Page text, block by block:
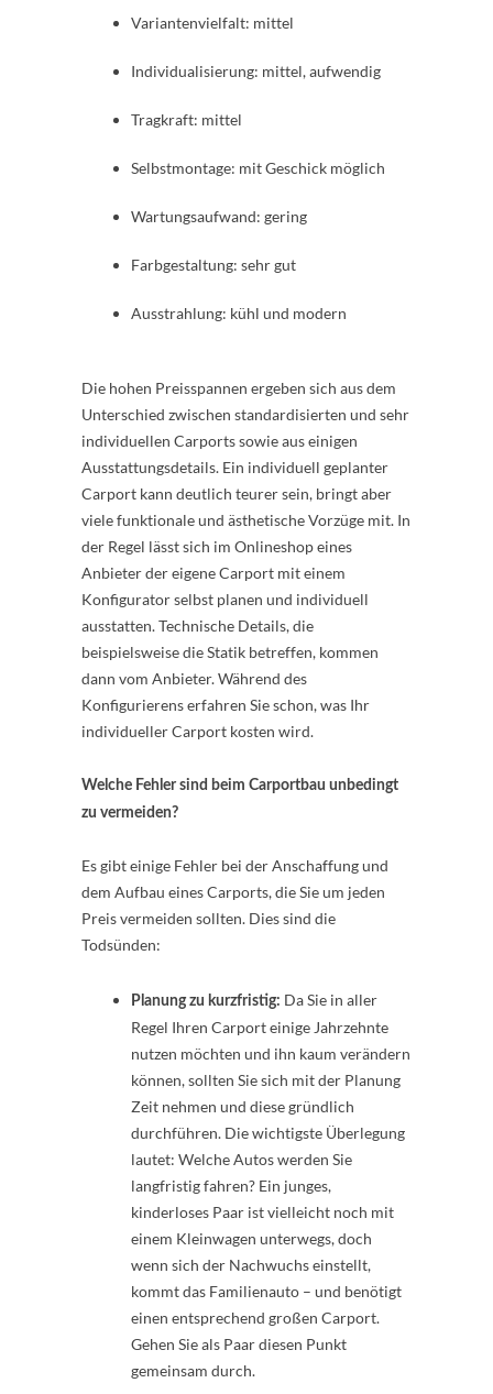
Variantenvielfalt: mittel
Individualisierung: mittel, aufwendig
Tragkraft: mittel
Selbstmontage: mit Geschick möglich
Wartungsaufwand: gering
Farbgestaltung: sehr gut
Ausstrahlung: kühl und modern
Die hohen Preisspannen ergeben sich aus dem
Unterschied zwischen standardisierten und sehr
individuellen Carports sowie aus einigen
Ausstattungsdetails. Ein individuell geplanter
Carport kann deutlich teurer sein, bringt aber
viele funktionale und ästhetische Vorzüge mit. In
der Regel lässt sich im Onlineshop eines
Anbieter der eigene Carport mit einem
Konfigurator selbst planen und individuell
ausstatten. Technische Details, die
beispielsweise die Statik betreffen, kommen
dann vom Anbieter. Während des
Konfigurierens erfahren Sie schon, was Ihr
individueller Carport kosten wird.
Welche Fehler sind beim Carportbau unbedingt
zu vermeiden?
Es gibt einige Fehler bei der Anschaffung und
dem Aufbau eines Carports, die Sie um jeden
Preis vermeiden sollten. Dies sind die
Todsünden:
Planung zu kurzfristig: Da Sie in aller
Regel Ihren Carport einige Jahrzehnte
nutzen möchten und ihn kaum verändern
können, sollten Sie sich mit der Planung
Zeit nehmen und diese gründlich
durchführen. Die wichtigste Überlegung
lautet: Welche Autos werden Sie
langfristig fahren? Ein junges,
kinderloses Paar ist vielleicht noch mit
einem Kleinwagen unterwegs, doch
wenn sich der Nachwuchs einstellt,
kommt das Familienauto – und benötigt
einen entsprechend großen Carport.
Gehen Sie als Paar diesen Punkt
gemeinsam durch.